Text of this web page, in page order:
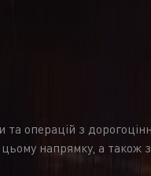
та операцій з
напрямку, а також